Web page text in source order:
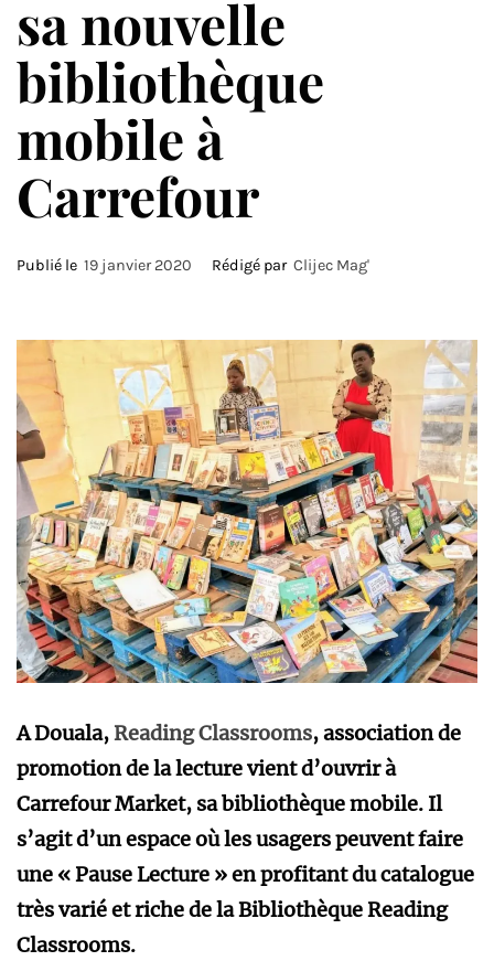
sa nouvelle
bibliothèque
mobile à
Carrefour
Publié le 19 janvier 2020 Rédigé par Clijec Mag'
A Douala,Reading Classrooms, association de
promotion de la lecture vient d’ouvrir à
Carrefour Market, sa bibliothèque mobile. Il
s’agit d’un espace où les usagers peuvent faire
une « Pause Lecture » en profitant du catalogue
très varié et riche de la Bibliothèque Reading
Classrooms.